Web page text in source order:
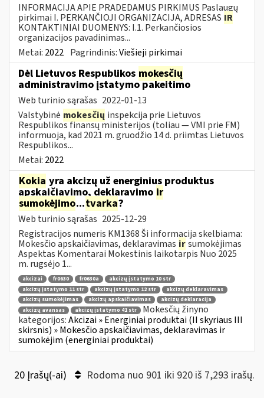
INFORMACIJA APIE PRADEDAMUS PIRKIMUS Paslaugų
pirkimai I. PERKANČIOJI ORGANIZACIJA, ADRESAS IR
KONTAKTINIAI DUOMENYS: I.1. Perkančiosios
organizacijos pavadinimas...
Metai: 2022 Pagrindinis:Viešieji pirkimai
Dėl Lietuvos Respublikos mokesčių
administravimo įstatymo pakeitimo
Web turinio sąrašas 2022-01-13
Valstybinė mokesčių inspekcija prie Lietuvos
Respublikos finansų ministerijos (toliau — VMI prie FM)
informuoja, kad 2021 m. gruodžio 14 d. priimtas Lietuvos
Respublikos...
Metai: 2022
Kokia yra akcizų už energinius produktus
apskaičiavimo, deklaravimo ir
sumokėjimo...tvarka?
Web turinio sąrašas 2025-12-29
Registracijos numeris KM1368 Ši informacija skelbiama:
Mokesčio apskaičiavimas, deklaravimas irsumokėjimas
Aspektas Komentarai Mokestinis laikotarpis Nuo 2025
m. rugsėjo 1...
akcizai fr0630 fr0630a
akcizų įstatymo 10 str
akcizų įstatymo 11 str
akcizų įstatymo 12 str
akcizų deklaravimas
akcizų sumokėjimas
akcizų apskaičiavimas
akcizų deklaracija
akcizų avansas
akcizų įstatymo 41 str
Mokesčių žinyno
kategorijos:Akcizai » Energiniai produktai (II skyriaus III
skirsnis) » Mokesčio apskaičiavimas, deklaravimas ir
sumokėjim (energiniai produktai)
20 Įrašų(-ai) Rodoma nuo 901 iki 920 iš 7,293 irašų.